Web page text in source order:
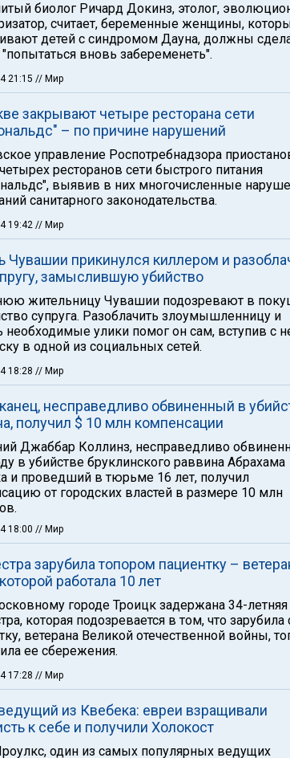
биолог Ричард Докинз, этолог,
считает, беременные женщины,
детей с синдромом Дауна, должны
"попытаться вновь забеременеть".
21:15 // Мир
закрывают четыре ресторана сети
– по причине нарушений
управление Роспотребнадзора
ресторанов сети быстрого питания
выявив в них многочисленные
санитарного законодательства.
19:42 // Мир
Чувашии прикинулся киллером и
замыслившую убийство
жительницу Чувашии подозревают в
супруга. Разоблачить злоумышленницу и
необходимые улики помог он сам, вступив с
в одной из социальных сетей.
18:28 // Мир
несправедливо обвиненный в
получил $ 10 млн компенсации
Джаббар Коллинз, несправедливо
в убийстве бруклинского раввина Абрахама
и проведший в тюрьме 16 лет, получил
от городских властей в размере 10 млн
18:00 // Мир
зарубила топором пациентку –
работала 10 лет
городе Троицк задержана 34-летняя
которая подозревается в том, что
ветерана Великой отечественной войны,
ее сбережения.
17:28 // Мир
из Квебека: евреи взращивали
к себе и получили Холокост
один из самых популярных ведущих